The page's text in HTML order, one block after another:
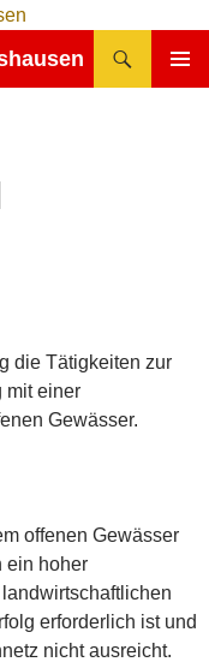
die Tätigkeiten zur
mit einer
Gewässer.
offenen Gewässer
ein hoher
erforderlich ist und
nicht ausreicht.